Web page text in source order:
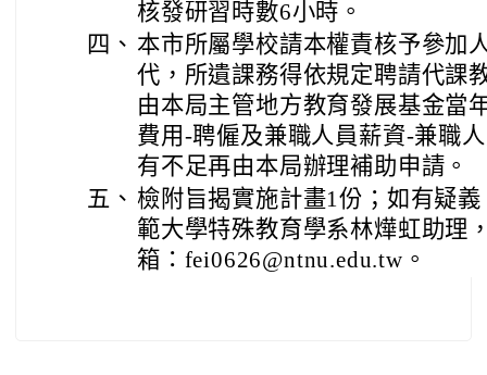
核發研習時數6小時。
四、 本市所屬學校請本權責核予參加
代，所遺課務得依規定聘請代課
由本局主管地方教育發展基金當
費用-聘僱及兼職人員薪資-兼職
有不足再由本局辦理補助申請。
五、 檢附旨揭實施計畫1份；如有疑
範大學特殊教育學系林燁虹助理
箱：fei0626@ntnu.edu.tw。